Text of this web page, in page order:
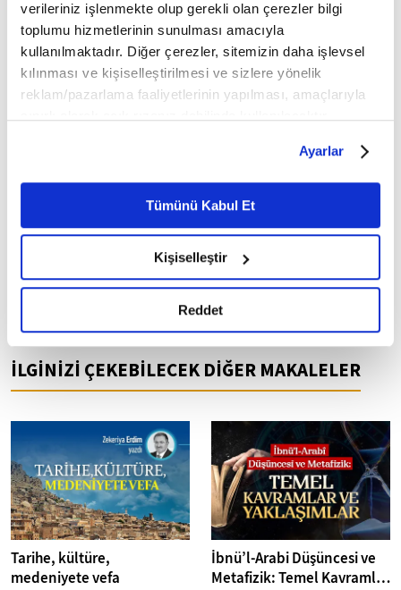
verileriniz işlenmekte olup gerekli olan çerezler bilgi
toplumu hizmetlerinin sunulması amacıyla
kullanılmaktadır. Diğer çerezler, sitemizin daha işlevsel
kılınması ve kişiselleştirilmesi ve sizlere yönelik
reklam/pazarlama faaliyetlerinin yapılması, amaçlarıyla
belirleyebilirsiniz. Çerezlere ilişkin detaylı bilgi için
Ayarlar butonuna tıklayabilir,Çerez Bilgilendirme
Metnimizi ziyaret edebilirsiniz.
6698 sayılı Kişisel Verilerin Korunması Kanunu uyarınca
okumak ve sitemizi ziyaretiniz kapsamında
gerçekleştirilen veri işleme faaliyetleri ile ilgili daha
detaylı bilgi almak için lütfentıklayınız.
Ayarlar
Tümünü Kabul Et
Kişiselleştir
Reddet
Yasal Uyarı:Yayınlanan köşe yazısı/haberin tüm hakları
Turkuvaz Medya Grubu'na aittir. Kaynak gösterilse dahi
köşe yazısı/haberin tamamı özel izin alınmadan
kullanılamaz.
Ancak alıntılanan köşe yazısı/haberin bir bölümü,
alıntılanan habere aktif link verilerek kullanılabilir.
Yenikapı
Mobil Uygulamamızı İndirin
İLGİNİZİ ÇEKEBİLECEK DİĞER MAKALELER
Tarihe, kültüre,
medeniyete vefa
İbnü’l-Arabi Düşüncesi ve
Metafizik: Temel Kavramlar